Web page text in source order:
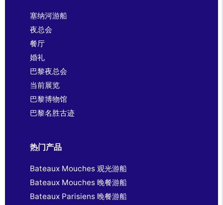
塞纳河游船
夜总会
餐厅
婚礼
巴黎夜总会
当前展览
巴黎博物馆
巴黎名胜古迹
热门产品
Bateaux Mouches 观光游船
Bateaux Mouches 晚餐游船
Bateaux Parisiens 晚餐游船